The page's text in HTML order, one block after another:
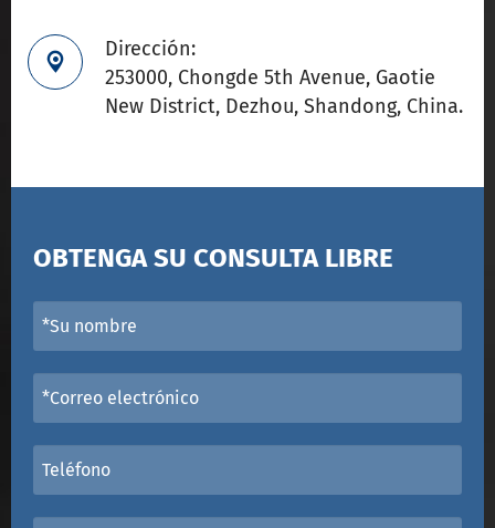

Dirección:
253000, Chongde 5th Avenue, Gaotie
New District, Dezhou, Shandong, China.
OBTENGA SU CONSULTA LIBRE